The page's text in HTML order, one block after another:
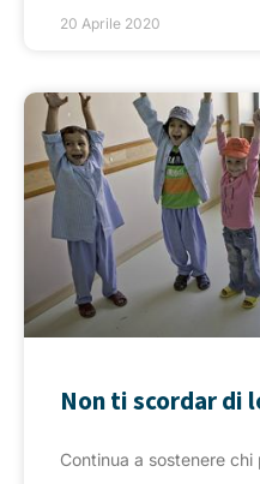
20 Aprile 2020
Non ti scordar di
Continua a sostenere